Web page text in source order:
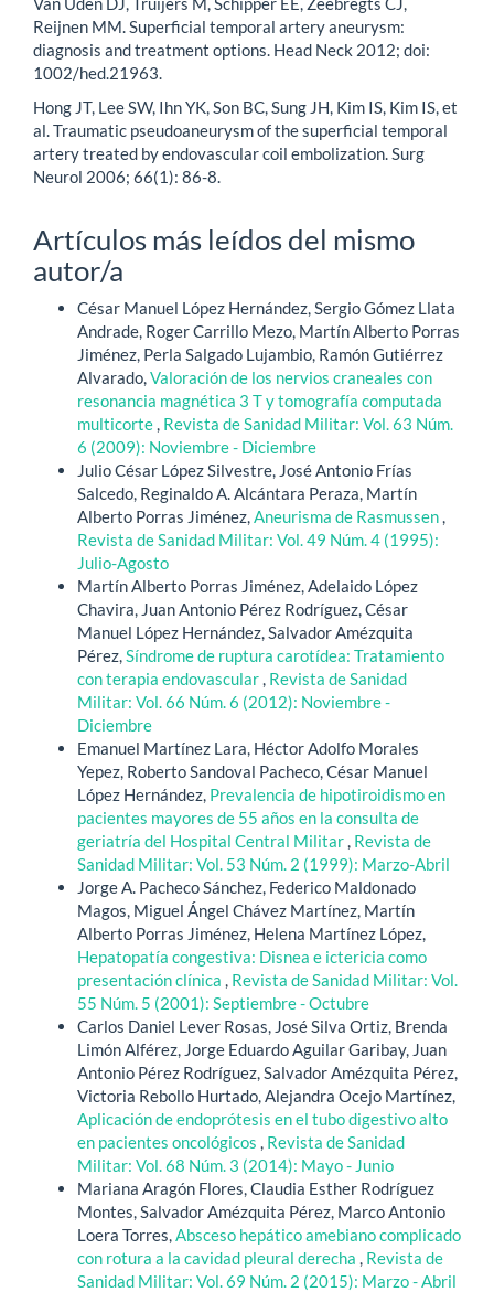
Reijnen MM. Superficial temporal artery aneurysm:
diagnosis and treatment options. Head Neck 2012; doi:
1002/hed.21963.
Hong JT, Lee SW, Ihn YK, Son BC, Sung JH, Kim IS, Kim IS, et
al. Traumatic pseudoaneurysm of the superficial temporal
artery treated by endovascular coil embolization. Surg
Neurol 2006; 66(1): 86-8.
Artículos más leídos del mismo
autor/a
César Manuel López Hernández, Sergio Gómez Llata
Andrade, Roger Carrillo Mezo, Martín Alberto Porras
Jiménez, Perla Salgado Lujambio, Ramón Gutiérrez
Alvarado,Valoración de los nervios craneales con
resonancia magnética 3 T y tomografía computada
multicorte, Revista de Sanidad Militar: Vol. 63 Núm.
6 (2009): Noviembre - Diciembre
Julio César López Silvestre, José Antonio Frías
Salcedo, Reginaldo A. Alcántara Peraza, Martín
Alberto Porras Jiménez,Aneurisma de Rasmussen,
Revista de Sanidad Militar: Vol. 49 Núm. 4 (1995):
Julio-Agosto
Martín Alberto Porras Jiménez, Adelaido López
Chavira, Juan Antonio Pérez Rodríguez, César
Manuel López Hernández, Salvador Amézquita
Pérez,Síndrome de ruptura carotídea: Tratamiento
con terapia endovascular, Revista de Sanidad
Militar: Vol. 66 Núm. 6 (2012): Noviembre -
Diciembre
Emanuel Martínez Lara, Héctor Adolfo Morales
Yepez, Roberto Sandoval Pacheco, César Manuel
López Hernández, Prevalencia de hipotiroidismo en
pacientes mayores de 55 años en la consulta de
geriatría del Hospital Central Militar, Revista de
Sanidad Militar: Vol. 53 Núm. 2 (1999): Marzo-Abril
Jorge A. Pacheco Sánchez, Federico Maldonado
Magos, Miguel Ángel Chávez Martínez, Martín
Alberto Porras Jiménez, Helena Martínez López,
Hepatopatía congestiva: Disnea e ictericia como
presentación clínica , Revista de Sanidad Militar: Vol.
55 Núm. 5 (2001): Septiembre - Octubre
Carlos Daniel Lever Rosas, José Silva Ortiz, Brenda
Limón Alférez, Jorge Eduardo Aguilar Garibay, Juan
Antonio Pérez Rodríguez, Salvador Amézquita Pérez,
Victoria Rebollo Hurtado, Alejandra Ocejo Martínez,
Aplicación de endoprótesis en el tubo digestivo alto
en pacientes oncológicos , Revista de Sanidad
Militar: Vol. 68 Núm. 3 (2014): Mayo - Junio
Mariana Aragón Flores, Claudia Esther Rodríguez
Montes, Salvador Amézquita Pérez, Marco Antonio
Loera Torres,Absceso hepático amebiano complicado
con rotura a la cavidad pleural derecha , Revista de
Sanidad Militar: Vol. 69 Núm. 2 (2015): Marzo - Abril